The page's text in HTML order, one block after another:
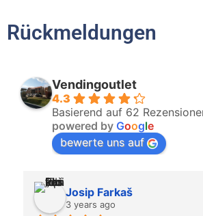
Rückmeldungen
Vendingoutlet
4.3
Basierend auf 62
powered by Google
bewerte uns auf
Josip Farkaš
3 years ago